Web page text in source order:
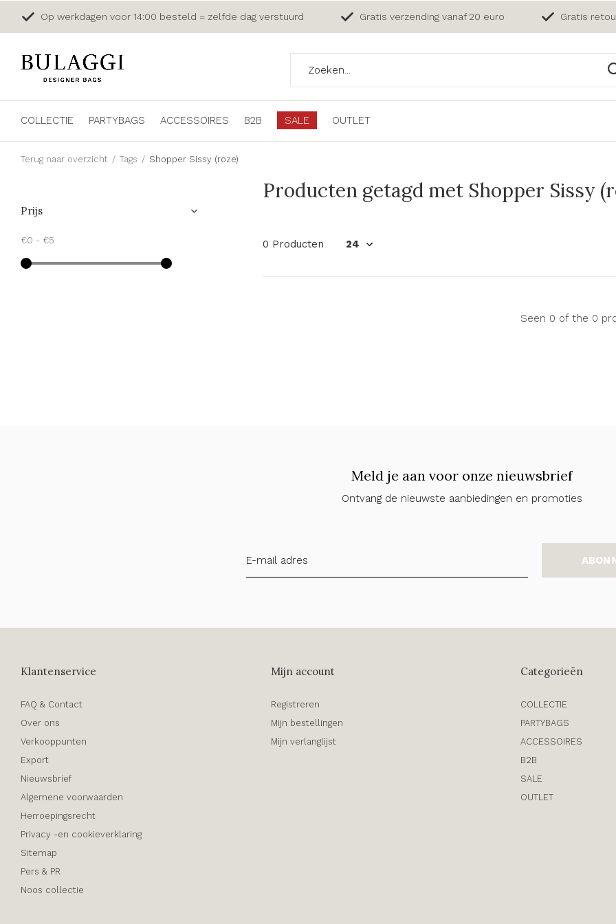
COLLECTIE PARTYBAGS ACCESSOIRES B2B SALE OUTLET
Op werkdagen voor 14:00 besteld = zelfde dag verstuurd Gratis verzending vanaf 20 euro Gratis
Terug naar overzicht Tags Shopper Sissy (roze)
Producten getagd met Shopper Sissy
0 Producten
Seen 0 of the 0
Prijs
€0 - €5
Meld je aan voor onze nieuwsbrief
Ontvang de nieuwste aanbiedingen en promoties
Klantenservice
FAQ & Contact
Over ons
Verkooppunten
Export
Nieuwsbrief
Algemene voorwaarden
Herroepingsrecht
Privacy -en cookieverklaring
Sitemap
Pers & PR
Noos collectie
Mijn account
Registreren
Mijn bestellingen
Mijn verlanglijst
Categorieën
COLLECTIE
PARTYBAGS
ACCESSOIRES
B2B
SALE
OUTLET